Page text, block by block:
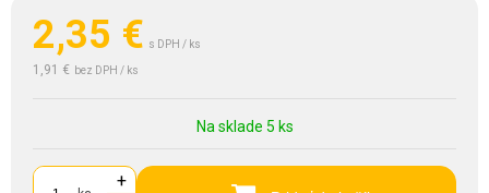
2,35 € s DPH / ks
1,91 € bez DPH / ks
Na sklade 5 ks
+